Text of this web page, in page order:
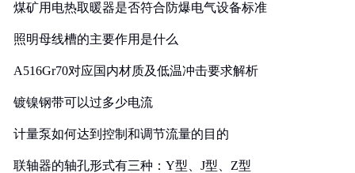
煤矿用电热取暖器是否符合防爆电气设备标准
照明母线槽的主要作用是什么
A516Gr70对应国内材质及低温冲击要求解析
镀镍钢带可以过多少电流
计量泵如何达到控制和调节流量的目的
联轴器的轴孔形式有三种：Y型、J型、Z型